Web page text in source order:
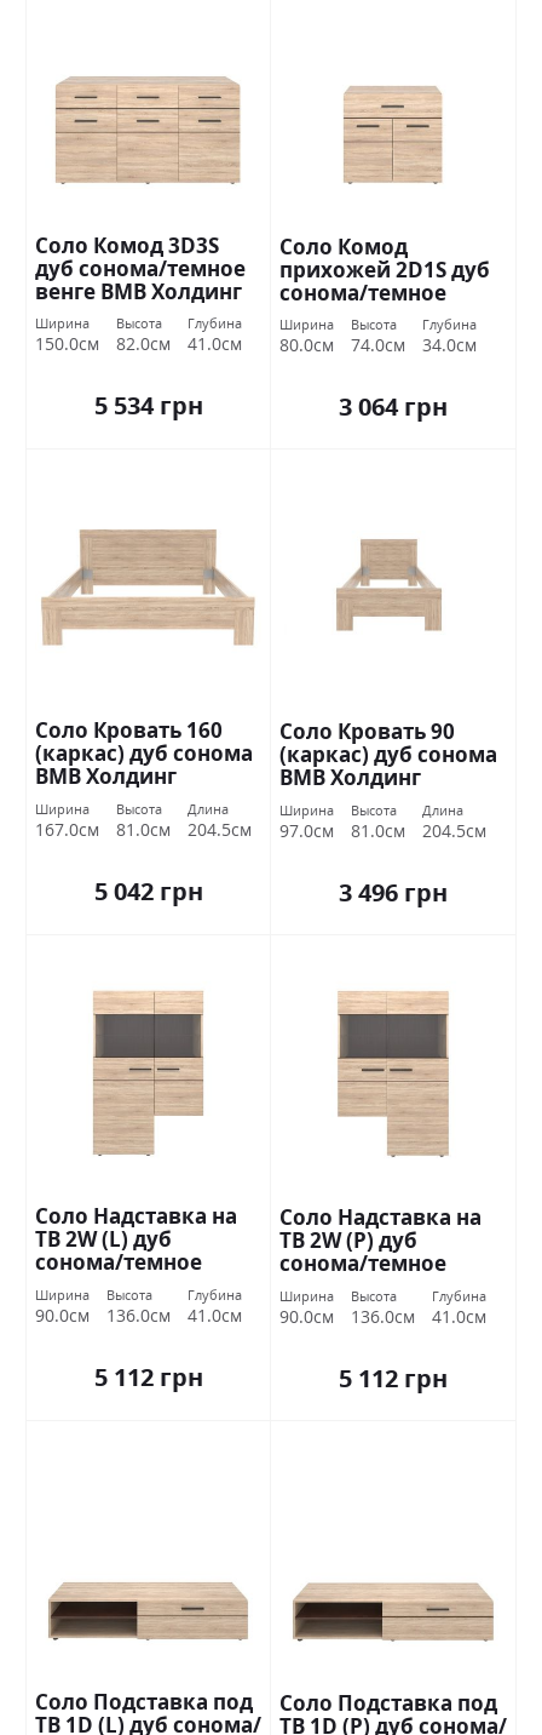
Соло Комод 3D3S
дуб сонома/темное
венге ВМВ Холдинг
Ширина
150.0см
Высота
82.0см
Глубина
41.0см
5 534 грн
Соло Комод
прихожей 2D1S дуб
сонома/темное
венге ВМВ Холдинг
Ширина
80.0см
Высота
74.0см
Глубина
34.0см
3 064 грн
Соло Кровать 160
(каркас) дуб сонома
ВМВ Холдинг
Ширина
167.0см
Высота
81.0см
Длина
204.5см
5 042 грн
Соло Кровать 90
(каркас) дуб сонома
ВМВ Холдинг
Ширина
97.0см
Высота
81.0см
Длина
204.5см
3 496 грн
Соло Надставка на
ТВ 2W (L) дуб
сонома/темное
венге ВМВ Холдинг
Ширина
90.0см
Высота
136.0см
Глубина
41.0см
5 112 грн
Соло Надставка на
ТВ 2W (P) дуб
сонома/темное
венге ВМВ Холдинг
Ширина
90.0см
Высота
136.0см
Глубина
41.0см
5 112 грн
Соло Подставка под
ТВ 1D (L) дуб сонома/
Соло Подставка под
ТВ 1D (P) дуб сонома/